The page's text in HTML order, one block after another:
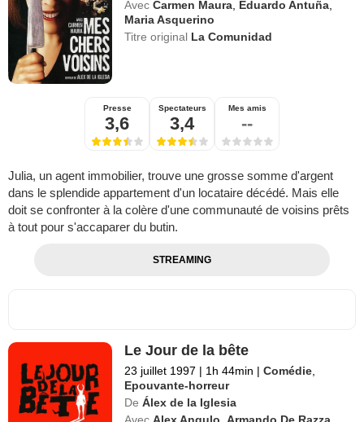
Avec Carmen Maura, Eduardo Antuña,
Maria Asquerino
Titre original La Comunidad
Presse
3,6
Spectateurs
3,4
Mes amis
--
Julia, un agent immobilier, trouve une grosse somme d'argent
dans le splendide appartement d'un locataire décédé. Mais elle
doit se confronter à la colère d'une communauté de voisins prêts
à tout pour s'accaparer du butin.
STREAMING
Le Jour de la bête
23 juillet 1997 | 1h 44min | Comédie
Epouvante-horreur
De Álex de la Iglesia